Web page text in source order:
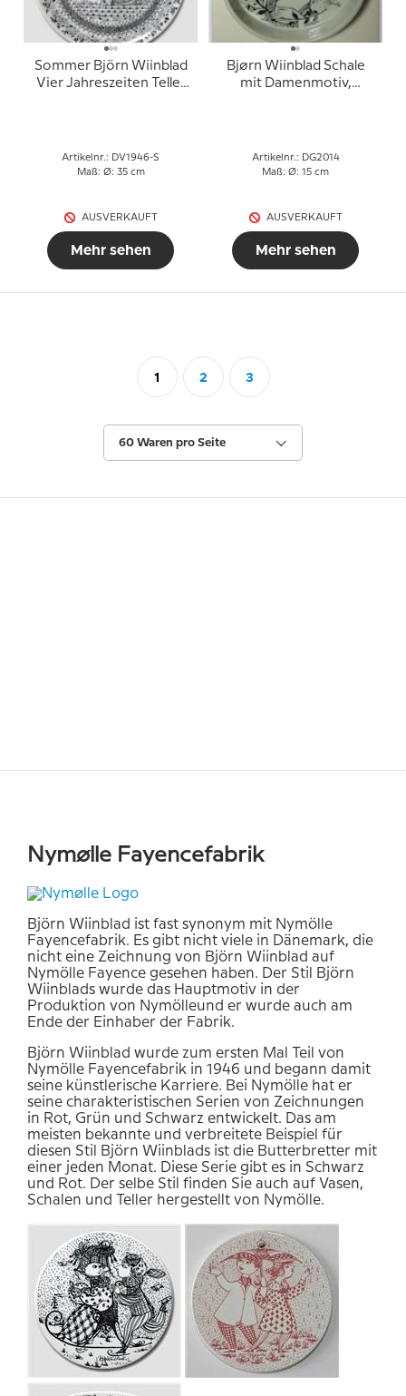
Sommer Björn Wiinblad
Vier Jahreszeiten Teller
Artikelnr.: DV1946-S
Maß: Ø: 35 cm
AUSVERKAUFT
Mehr sehen
Bjørn Wiinblad Schale
mit Damenmotiv,
Artikelnr.: DG2014
Maß: Ø: 15 cm
AUSVERKAUFT
Mehr sehen
1 2 3
60 Waren pro Seite
Nymølle Fayencefabrik
Björn Wiinblad ist fast synonym mit Nymölle
Fayencefabrik. Es gibt nicht viele in Dänemark, die
nicht eine Zeichnung von Björn Wiinblad auf
Nymölle Fayence gesehen haben. Der Stil Björn
Wiinblads wurde das Hauptmotiv in der
Produktion von Nymölleund er wurde auch am
Ende der Einhaber der Fabrik.
Björn Wiinblad wurde zum ersten Mal Teil von
Nymölle Fayencefabrik in 1946 und begann damit
seine künstlerische Karriere. Bei Nymölle hat er
seine charakteristischen Serien von Zeichnungen
in Rot, Grün und Schwarz entwickelt. Das am
meisten bekannte und verbreitete Beispiel für
diesen Stil Björn Wiinblads ist die Butterbretter mit
einer jeden Monat. Diese Serie gibt es in Schwarz
und Rot. Der selbe Stil finden Sie auch auf Vasen,
Schalen und Teller hergestellt von Nymölle.